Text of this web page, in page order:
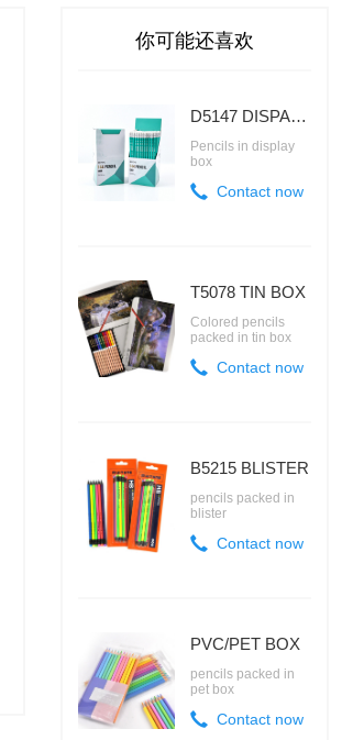
你可能还喜欢
D5147 DISPALY BOX
Pencils in display
box
Contact now
T5078 TIN BOX
Colored pencils
packed in tin box
Contact now
B5215 BLISTER
pencils packed in
blister
Contact now
PVC/PET BOX
pencils packed in
pet box
Contact now